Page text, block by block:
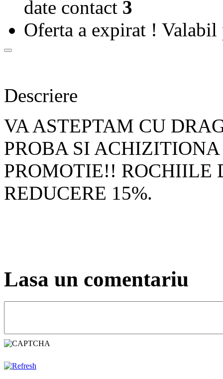
date contact 3
Oferta a expirat ! Valabil
Descriere
VA ASTEPTAM CU
PROBA SI
PROMOTIE!! ROCHIILE
REDUCERE 15%.
Lasa un comentariu